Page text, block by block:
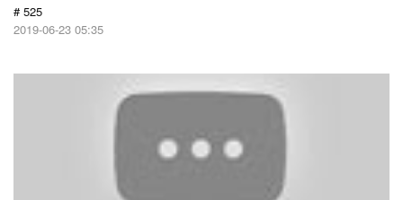
# 525
2019-06-23 05:35